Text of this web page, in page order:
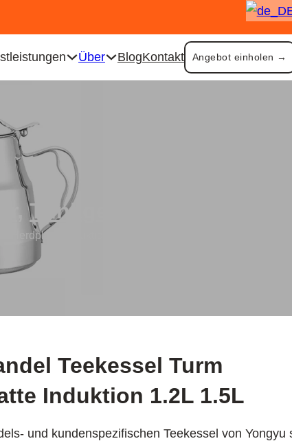
Über BlogKontakt Angebot einholen →
,Trinkgeschirr
Herdplatte Induktion 1.2L 1.5L
Teekessel Turm
Induktion 1.2L 1.5L
und kundenspezifischen Teekessel von Yongyu